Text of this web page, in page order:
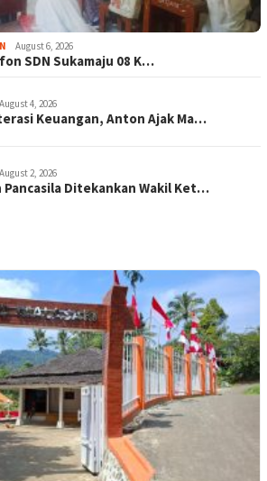
August 6, 2026
SDN Sukamaju 08 K…
August 4, 2026
Keuangan, Anton Ajak Ma…
August 2, 2026
Pancasila Ditekankan Wakil Ket…